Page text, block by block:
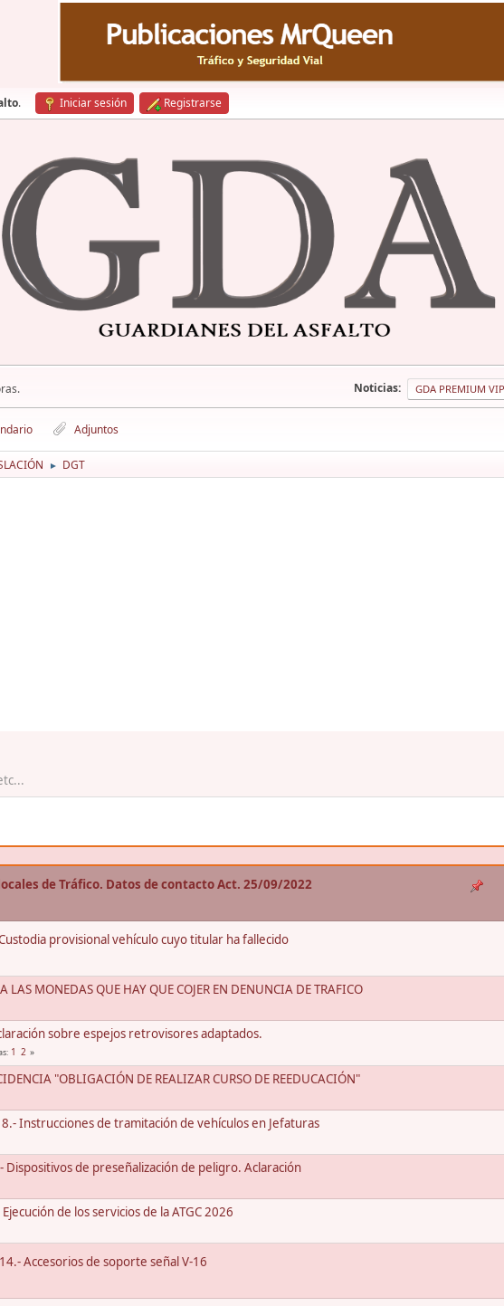
. Iniciar sesión Registrarse
Noticias: GDA PREMIUM VIP
Adjuntos
► DGT
de Tráfico. Datos de contacto Act. 25/09/2022
provisional vehículo cuyo titular ha fallecido
LAS MONEDAS QUE HAY QUE COJER EN DENUNCIA DE TRAFICO
sobre espejos retrovisores adaptados.
1 2
"OBLIGACIÓN DE REALIZAR CURSO DE REEDUCACIÓN"
Instrucciones de tramitación de vehículos en Jefaturas
de preseñalización de peligro. Aclaración
de los servicios de la ATGC 2026
Accesorios de soporte señal V-16